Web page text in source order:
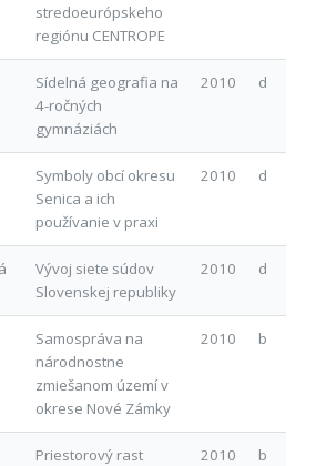
stredoeurópskeho
regiónu CENTROPE
Sídelná geografia na
4-ročných
gymnáziách
2010 d
Symboly obcí okresu
Senica a ich
používanie v praxi
2010 d
Vývoj siete súdov
Slovenskej republiky
2010 d
Samospráva na
národnostne
zmiešanom území v
okrese Nové Zámky
2010 b
Priestorový rast
2010 b